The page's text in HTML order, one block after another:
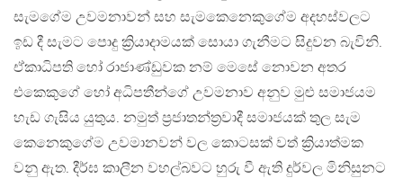
සැමගේම උවමනාවන් සහ සැමකෙනෙකුගේම අදහස්වලට
ඉඩ දී සැමට පොදු ක්‍රියාදාමයක් සොයා ගැනීමට සිදුවන බැවිනි.
ඒකාධිපති හෝ රාජාණ්ඩුවක නම් මෙසේ නොවන අතර
එකෙකුගේ හෝ අධිපතීන්ගේ උවමනාව අනුව මුළු සමාජයම
හැඩ ගැසිය යුතුය. නමුත් ප්‍රජාතන්ත්‍රවාදී සමාජයක් තුල සැම
කෙනෙකුගේම උවමානවන් වල කොටසක් වත් ක්‍රියාත්මක
වනු ඇත. දීර්ඝ කාලීන වහල්බවට හුරු වී ඇති දුර්වල මිනිසුනට